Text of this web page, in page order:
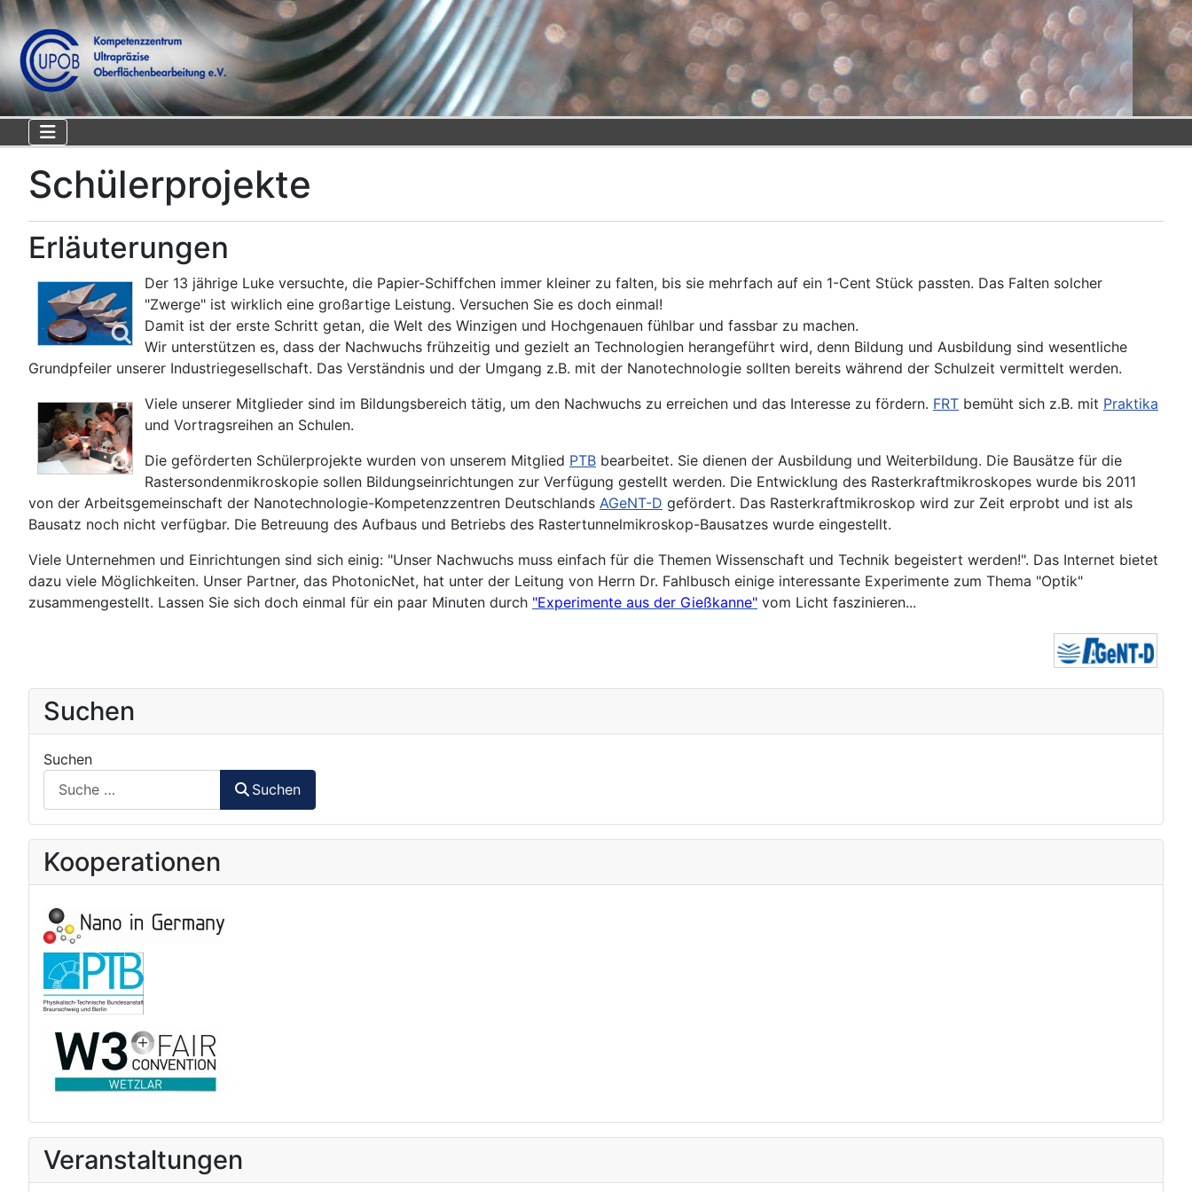
Schülerprojekte
Erläuterungen
Der 13 jährige Luke versuchte, die Papier-Schiffchen immer kleiner zu falten, bis sie mehrfach auf ein 1-Cent Stück passten. Das Falten solcher
"Zwerge" ist wirklich eine großartige Leistung. Versuchen Sie es doch einmal!
Damit ist der erste Schritt getan, die Welt des Winzigen und Hochgenauen fühlbar und fassbar zu machen.
Wir unterstützen es, dass der Nachwuchs frühzeitig und gezielt an Technologien herangeführt wird, denn Bildung und Ausbildung sind wesentliche
Grundpfeiler unserer Industriegesellschaft. Das Verständnis und der Umgang z.B. mit der Nanotechnologie sollten bereits während der Schulzeit vermittelt werden.
Viele unserer Mitglieder sind im Bildungsbereich tätig, um den Nachwuchs zu erreichen und das Interesse zu fördern. FRT bemüht sich z.B. mit Praktika
und Vortragsreihen an Schulen.
Die geförderten Schülerprojekte wurden von unserem Mitglied PTB bearbeitet. Sie dienen der Ausbildung und Weiterbildung. Die Bausätze für die
Rastersondenmikroskopie sollen Bildungseinrichtungen zur Verfügung gestellt werden. Die Entwicklung des Rasterkraftmikroskopes wurde bis 2011
von der Arbeitsgemeinschaft der Nanotechnologie-Kompetenzzentren Deutschlands AGeNT-D gefördert. Das Rasterkraftmikroskop wird zur Zeit erprobt und ist als
Bausatz noch nicht verfügbar. Die Betreuung des Aufbaus und Betriebs des Rastertunnelmikroskop-Bausatzes wurde eingestellt.
Viele Unternehmen und Einrichtungen sind sich einig: "Unser Nachwuchs muss einfach für die Themen Wissenschaft und Technik begeistert werden!". Das Internet bietet
dazu viele Möglichkeiten. Unser Partner, das PhotonicNet, hat unter der Leitung von Herrn Dr. Fahlbusch einige interessante Experimente zum Thema "Optik"
zusammengestellt. Lassen Sie sich doch einmal für ein paar Minuten durch "Experimente aus der Gießkanne" vom Licht faszinieren...
Suchen
Suchen
Suchen
Kooperationen
Veranstaltungen